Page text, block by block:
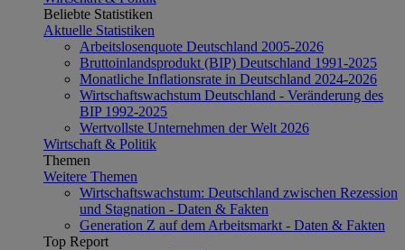
Beliebte Statistiken
Aktuelle Statistiken
Arbeitslosenquote Deutschland 2005-2026
Bruttoinlandsprodukt (BIP) Deutschland 1991-2025
Monatliche Inflationsrate in Deutschland 2024-2026
Wirtschaftswachstum Deutschland - Veränderung des
BIP 1992-2025
Wertvollste Unternehmen der Welt 2026
Wirtschaft & Politik
Themen
Weitere Themen
Wirtschaftswachstum: Deutschland zwischen Rezession
und Stagnation - Daten & Fakten
Generation Z auf dem Arbeitsmarkt - Daten & Fakten
Top Report